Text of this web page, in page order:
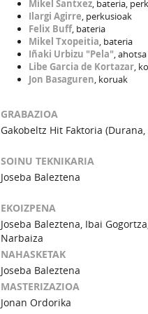
Mikel Santxez, bateria,
Ilargi Agirre, perkusioak
Felix Buff, bateria
Mikel Txopeitia, bateria
Iñaki Urbizu "Pela", ahotsa
Libe Garcia de Kortazar,
Jon Basaguren, koruak
GRABAZIOA
Gakobeltz Hit Faktoria (Durana,
SOINU TEKNIKARIA
Joseba Baleztena
EKOIZPENA
Joseba Baleztena, Ibai
Narbaiza
NAHASKETAK
Joseba Baleztena
MASTERIZAZIOA
Jonan Ordorika